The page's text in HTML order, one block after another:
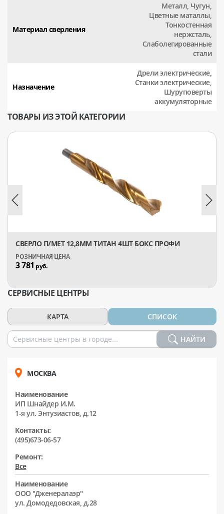
Материал сверления
Металл, Чугун,
Цветные маталлы,
Тонкостенная
нержсталь,
Слаболегированные
стали
Назначение
Дрели электрические,
Станки электрические,
Шуруповерты
аккумуляторные
ТОВАРЫ ИЗ ЭТОЙ КАТЕГОРИИ
СВЕРЛО П/МЕТ 12,8ММ ТИТАН 4ШТ БОКС ПРОФИ
3 781 руб.
СЕРВИСНЫЕ ЦЕНТРЫ
КАРТА СПИСОК
НАЙТИ
МОСКВА
Наименование
ИП Шнайдер И.М.
1-я ул. Энтузиастов, д.12
Контакты:
(495)673-06-57
Ремонт:
Все
Наименование
ООО "Дженералаэр"
ул. Домодедовская, д.28